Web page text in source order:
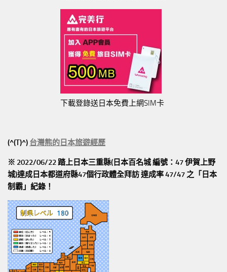
下載登錄送日本免費上網SIM卡
(^(T)^) 台灣熊的日本旅遊經歷
※ 2022/06/22 踏上日本三重縣(日本百名城 編號：47 伊賀上野
城)達成日本都道府縣47個行政體全拜訪達成率 47/47 之「日本
制霸」紀錄！